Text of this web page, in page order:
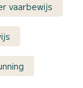
vaarbewijs